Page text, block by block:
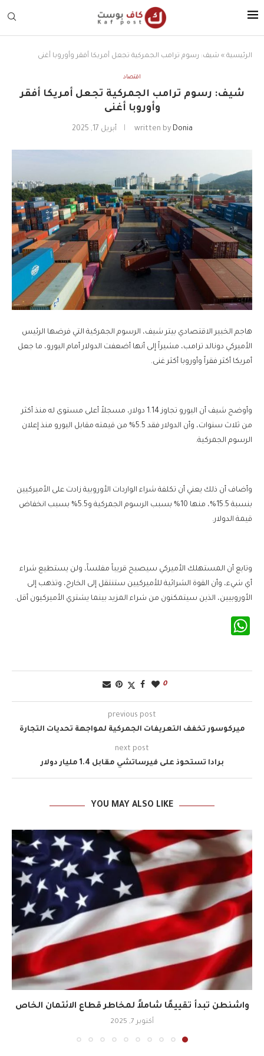
الرئيسية » شيف: رسوم ترامب الجمركية تجعل أمريكا أفقر وأوروبا أغنى
اقتصاد
شيف: رسوم ترامب الجمركية تجعل أمريكا أفقر
وأوروبا أغنى
written by Donia أبريل 17, 2025
هاجم الخبير الاقتصادي بيتر شيف، الرسوم الجمركية التي فرضها الرئيس
الأميركي دونالد ترامب، مشيراً إلى أنها أضعفت الدولار أمام اليورو، ما جعل
أمريكا أكثر فقراً وأوروبا أكثر غنى.
وأوضح شيف أن اليورو تجاوز 1.14 دولار، مسجلاً أعلى مستوى له منذ أكثر
من ثلاث سنوات، وأن الدولار فقد 5.5% من قيمته مقابل اليورو منذ إعلان
الرسوم الجمركية.
وأضاف أن ذلك يعني أن تكلفة شراء الواردات الأوروبية زادت على الأميركيين
بنسبة 15.5%، منها 10% بسبب الرسوم الجمركية و5.5% بسبب انخفاض
قيمة الدولار.
وتابع أن المستهلك الأميركي سيصبح قريباً مفلساً، ولن يستطيع شراء
أي شيء، وأن القوة الشرائية للأميركيين ستنتقل إلى الخارج، وتذهب إلى
الأوروبيين، الذين سيتمكنون من شراء المزيد بينما يشتري الأميركيون أقل.
0
previous post
ميركوسور تخفف التعريفات الجمركية لمواجهة تحديات التجارة
next post
برادا تستحوذ على فيرساتشي مقابل 1.4 مليار دولار
YOU MAY ALSO LIKE
واشنطن تبدأ تقييمًا شاملاً لمخاطر قطاع الائتمان الخاص
أكتوبر 7, 2025